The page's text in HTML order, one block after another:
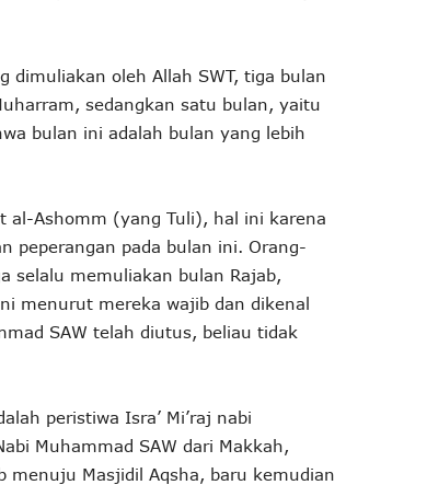
dimuliakan oleh Allah SWT, tiga bulan
sedangkan satu bulan, yaitu
bulan ini adalah bulan yang lebih
al-Ashomm (yang Tuli), hal ini karena
peperangan pada bulan ini. Orang-
selalu memuliakan bulan Rajab,
menurut mereka wajib dan dikenal
SAW telah diutus, beliau tidak
peristiwa Isra’ Mi’raj nabi
Muhammad SAW dari Makkah,
menuju Masjidil Aqsha, baru kemudian